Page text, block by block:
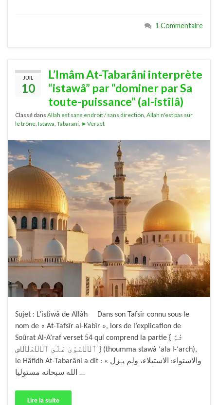
1 Commentaire
JUIL
10
L’Imâm At-Tabarâni interprète
“istawâ” par “dominer par Sa
toute-puissance” (al-istîlâ)
Classé dans Allah est sans endroit / sans direction, Allah n'est pas sur
le trône, Istawa, Tabarani, ►Verset
Sujet : L’istiwâ de Allâh Dans son Tafsîr connu sous le
nom de « At-Tafsîr al-Kabîr », lors de l’explication de
Soûrat Al-A’raf verset 54 qui comprend la partie { ثُمَّ
ٱسۡتَوَىٰ عَلَى ٱلۡعَرۡشِ } (thoumma stawâ ‘ala l-‘arch),
le Hâfidh At-Tabarâni a dit : « والاستواء: الاستيلاء، ولم يـزل
الله سبحانه مستوليا …
Lire la suite